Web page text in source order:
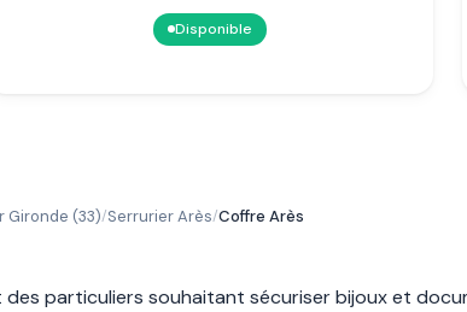
Disponible
Gironde (33)/Serrurier Arès/Coffre Arès
particuliers souhaitant sécuriser bijoux et